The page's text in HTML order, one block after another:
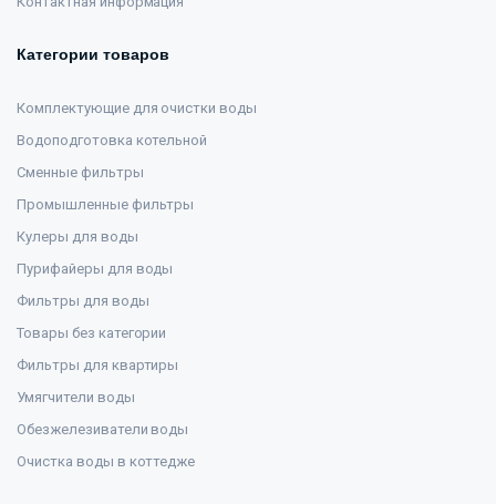
Категории товаров
Комплектующие для очистки воды
Водоподготовка котельной
Сменные фильтры
Промышленные фильтры
Кулеры для воды
Пурифайеры для воды
Фильтры для воды
Товары без категории
Фильтры для квартиры
Умягчители воды
Обезжелезиватели воды
Очистка воды в коттедже